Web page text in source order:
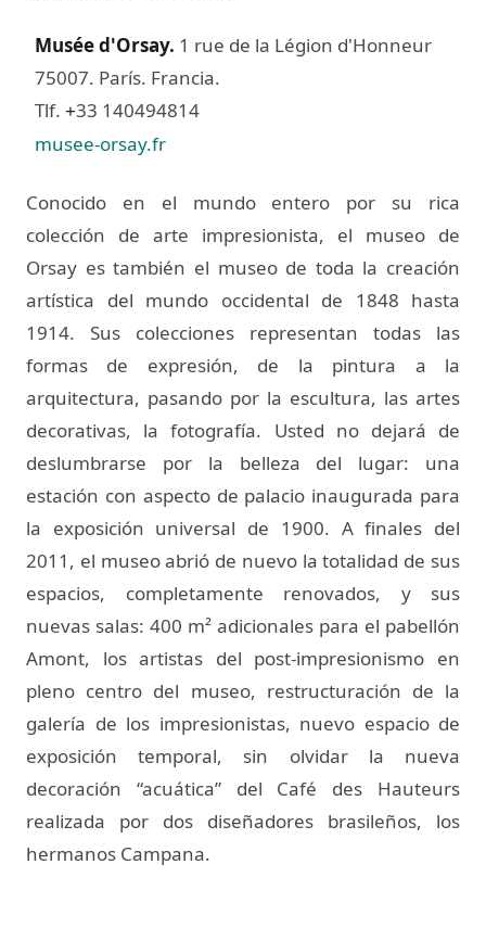
Musée d'Orsay. 1 rue de la Légion d'Honneur
75007. París. Francia.
Tlf. +33 140494814
musee-orsay.fr
Conocido en el mundo entero por su rica
colección de arte impresionista, el museo de
Orsay es también el museo de toda la creación
artística del mundo occidental de 1848 hasta
1914. Sus colecciones representan todas las
formas de expresión, de la pintura a la
arquitectura, pasando por la escultura, las artes
decorativas, la fotografía. Usted no dejará de
deslumbrarse por la belleza del lugar: una
estación con aspecto de palacio inaugurada para
la exposición universal de 1900. A finales del
2011, el museo abrió de nuevo la totalidad de sus
espacios, completamente renovados, y sus
nuevas salas: 400 m² adicionales para el pabellón
Amont, los artistas del post-impresionismo en
pleno centro del museo, restructuración de la
galería de los impresionistas, nuevo espacio de
exposición temporal, sin olvidar la nueva
decoración “acuática” del Café des Hauteurs
realizada por dos diseñadores brasileños, los
hermanos Campana.